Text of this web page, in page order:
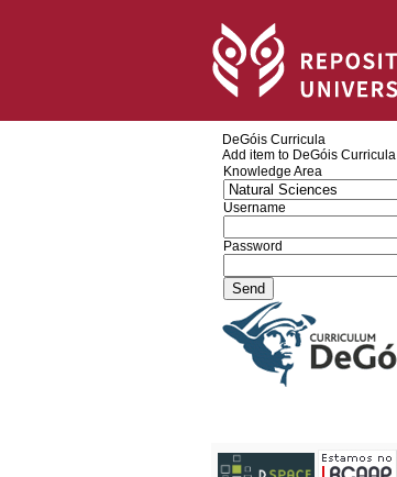
DeGóis Curricula
Add item to DeGóis Curricula
Knowledge Area
Username
Password